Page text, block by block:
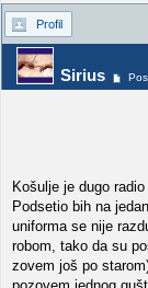
Profil
Sirius
Košulje je dugo
Podsetio bih na
uniforma se nije
robom, tako da su
zovem još po